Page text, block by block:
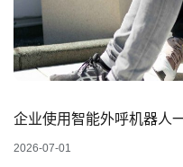
企业使用智能外呼机器人
2026-07-01